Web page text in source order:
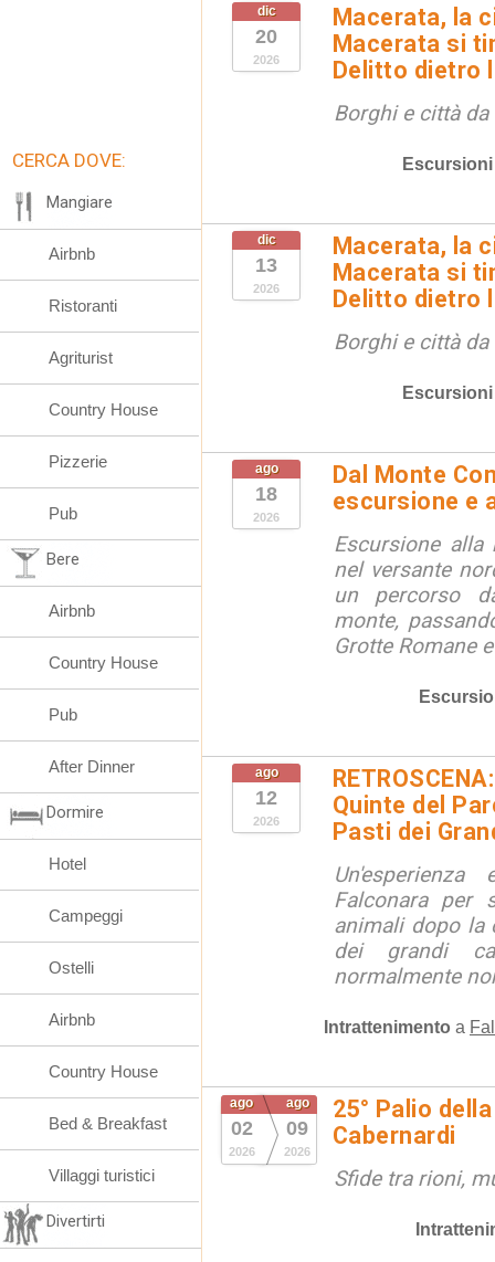
dic
20
2026
Macerata, la
Macerata si
Delitto dietro
Borghi e città
Escursioni
dic
13
2026
Macerata, la
Macerata si
Delitto dietro
Borghi e città
Escursioni
ago
18
2026
Dal Monte
escursione e
Escursione
nel versante
un percorso
monte,
Grotte Romane
ago
12
2026
Quinte del
Pasti dei
Falconara per
animali dopo la
dei grandi
normalmente
Intrattenimento a
ago
02
2026
ago
09
2026
25° Palio
Cabernardi
Sfide tra rioni,
CERCA DOVE:
Mangiare
Airbnb
Ristoranti
Agriturist
Country House
Pizzerie
Pub
Bere
Airbnb
Country House
Pub
After Dinner
Dormire
Hotel
Campeggi
Ostelli
Airbnb
Country House
Bed & Breakfast
Villaggi turistici
Divertirti